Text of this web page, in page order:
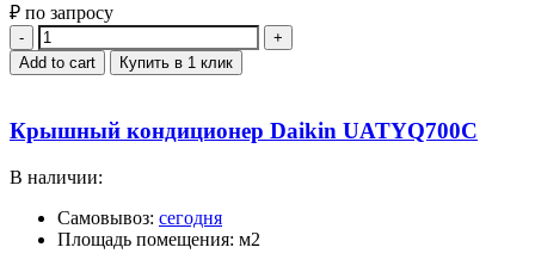
₽ по запросу
Quantity
Add to cart Купить в 1 клик
Крышный кондиционер Daikin UATYQ700C
В наличии:
Самовывоз: сегодня
Площадь помещения: м2